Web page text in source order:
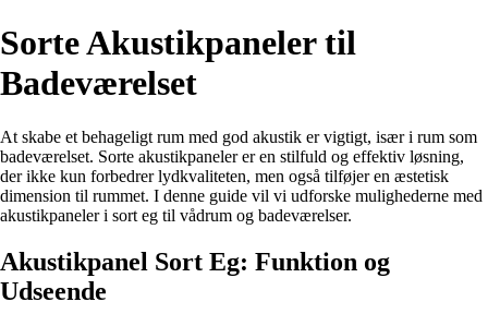
Sorte Akustikpaneler til
Badeværelset
At skabe et behageligt rum med god akustik er vigtigt, især i rum som
badeværelset. Sorte akustikpaneler er en stilfuld og effektiv løsning,
der ikke kun forbedrer lydkvaliteten, men også tilføjer en æstetisk
dimension til rummet. I denne guide vil vi udforske mulighederne med
akustikpaneler i sort eg til vådrum og badeværelser.
Akustikpanel Sort Eg: Funktion og
Udseende